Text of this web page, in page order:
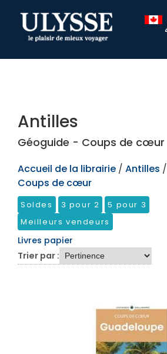
TEST
Antilles
Géoguide - Coups de cœur
Accueil de la librairie / Antilles /
Coups de cœur
Soldes 3 pour 2
5 pour 3
Meilleurs vendeurs
Livres papier
Trier par :